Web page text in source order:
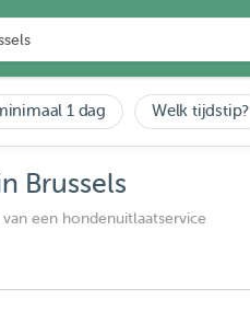
1 dag Welk tijdstip?
Brussels
een hondenuitlaatservice